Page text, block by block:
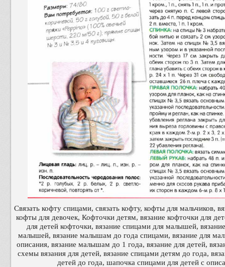
Связать кофту спицами, связать кофту, кофты для мальчиков,
кофты для девочек, Кофточки детям, вязание кофточки для
для детей кофточки, вязание спицами для малышей,
малышей, вязание малышам до года спицами, вязание для
описания, вязание малышам до 1 года, вязание для детей,
схемы вязания для детей, вязание спицами детям до года,
детей до года, шапочка спицами для детей с